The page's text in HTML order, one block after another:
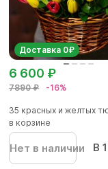
Доставка 0₽
7890 ₽ -16%
6 600 ₽
35 красных и желтых
в корзине
Нет в наличии В